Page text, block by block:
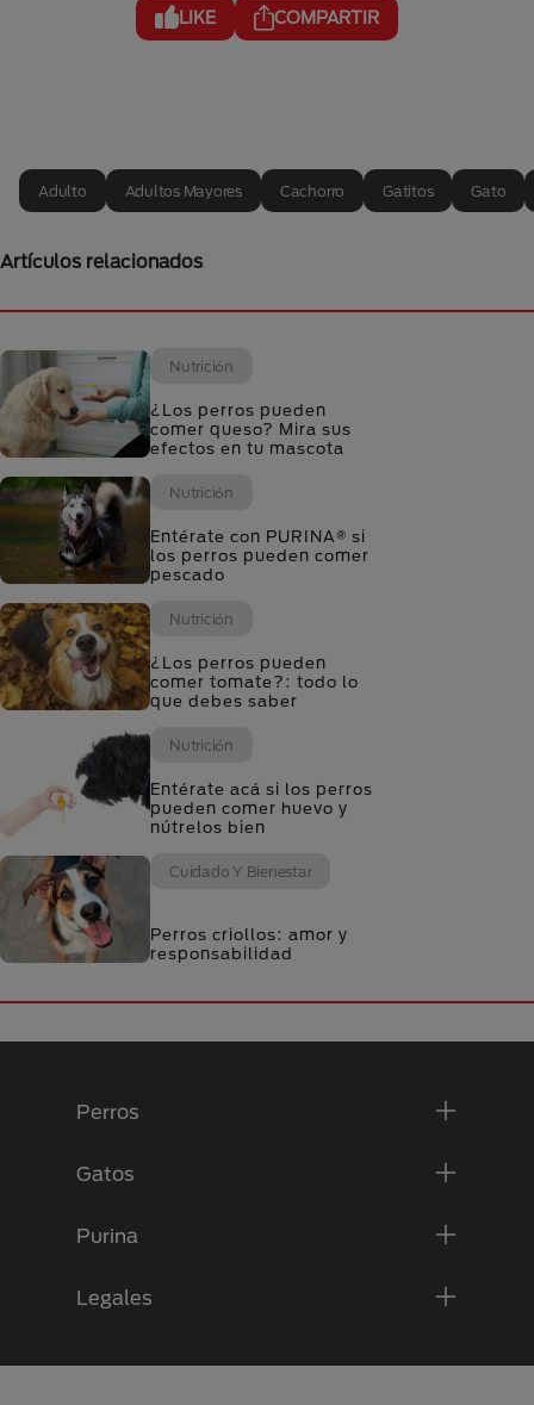
LIKE COMPARTIR
Adulto Adultos Mayores Cachorro Gatitos Gato
Artículos relacionados
Nutrición
¿Los perros pueden
comer queso? Mira sus
efectos en tu mascota
Nutrición
Entérate con PURINA® si
los perros pueden comer
pescado
Nutrición
¿Los perros pueden
comer tomate?: todo lo
que debes saber
Nutrición
Entérate acá si los perros
pueden comer huevo y
nútrelos bien
Cuidado Y Bienestar
Perros criollos: amor y
responsabilidad
Perros
Gatos
Purina
Legales